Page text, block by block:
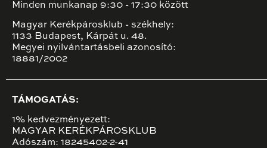
Minden munkanap 9:30 - 17:30 között
Magyar Kerékpárosklub - székhely:
1133 Budapest, Kárpát u. 48.
Megyei nyilvántartásbeli azonosító:
18881/2002
TÁMOGATÁS:
1% kedvezményezett:
MAGYAR KERÉKPÁROSKLUB
Adószám: 18245402-2-41